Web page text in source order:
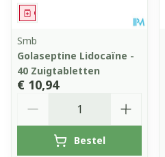
Geneesmiddel
Smb
Golaseptine Lidocaïne -
40 Zuigtabletten
€ 10,94
Bestel